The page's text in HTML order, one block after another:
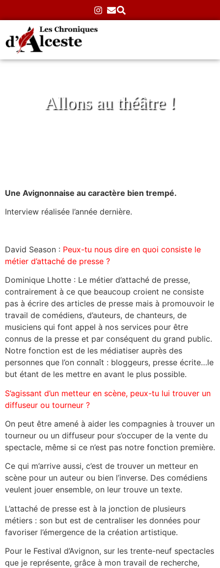
Allons au théâtre !
Une Avignonnaise au caractère bien trempé.
Interview réalisée l’année dernière.
David Season : Peux-tu nous dire en quoi consiste le
métier d’attaché de presse ?
Dominique Lhotte : Le métier d’attaché de presse,
contrairement à ce que beaucoup croient ne consiste
pas à écrire des articles de presse mais à promouvoir le
travail de comédiens, d’auteurs, de chanteurs, de
musiciens qui font appel à nos services pour être
connus de la presse et par conséquent du grand public.
Notre fonction est de les médiatiser auprès des
personnes que l’on connaît : bloggeurs, presse écrite…le
but étant de les mettre en avant le plus possible.
S’agissant d’un metteur en scène, peux-tu lui trouver un
diffuseur ou tourneur ?
On peut être amené à aider les compagnies à trouver un
tourneur ou un diffuseur pour s’occuper de la vente du
spectacle, même si ce n’est pas notre fonction première.
Ce qui m’arrive aussi, c’est de trouver un metteur en
scène pour un auteur ou bien l’inverse. Des comédiens
veulent jouer ensemble, on leur trouve un texte.
L’attaché de presse est à la jonction de plusieurs
métiers : son but est de centraliser les données pour
favoriser l’émergence de la création artistique.
Pour le Festival d’Avignon, sur les trente-neuf spectacles
que je représente, grâce à mon travail de recherche,